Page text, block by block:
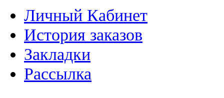
Личный Кабинет
История заказов
Закладки
Рассылка